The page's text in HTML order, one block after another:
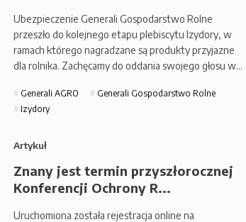
Ubezpieczenie Generali Gospodarstwo Rolne
przeszło do kolejnego etapu plebiscytu Izydory, w
ramach którego nagradzane są produkty przyjazne
dla rolnika. Zachęcamy do oddania swojego głosu w…
Generali AGRO
Generali Gospodarstwo Rolne
Izydory
Artykuł
Znany jest termin przyszłorocznej
Konferencji Ochrony R...
Uruchomiona została rejestracja online na